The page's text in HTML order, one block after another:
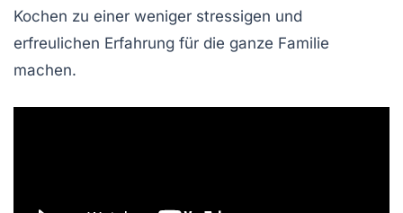
Kochen zu einer weniger stressigen und
erfreulichen Erfahrung für die ganze Familie
machen.